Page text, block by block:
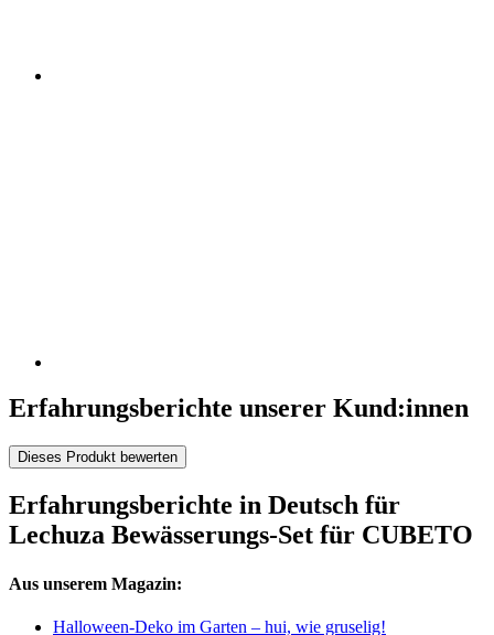
Erfahrungsberichte unserer Kund:innen
Dieses Produkt bewerten
Erfahrungsberichte in Deutsch für
Lechuza Bewässerungs-Set für CUBETO
Aus unserem Magazin:
Halloween-Deko im Garten – hui, wie gruselig!